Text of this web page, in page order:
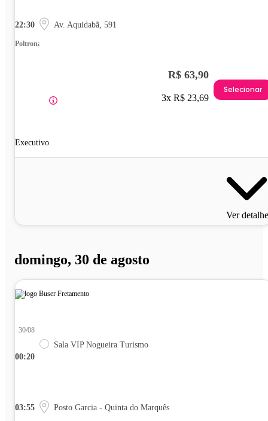
22:30 Av. Aquidabã, 591
Poltrona
Executivo
R$ 63,90
3x R$ 23,69
Selecionar
Ver
domingo, 30 de agosto
00:20
30/08
Sala VIP Nogueira Turismo
03:55 Posto Garcia - Quinta do Marquês